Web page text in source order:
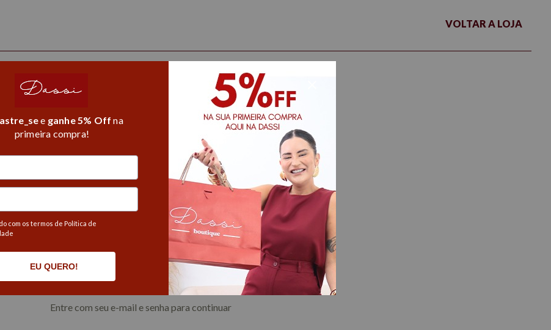
VOLTAR A LOJA
Entre com seu e-mail e senha para continuar
e ganhe 5% Off na
primeira compra!
com os termos de Política de
EU QUERO!